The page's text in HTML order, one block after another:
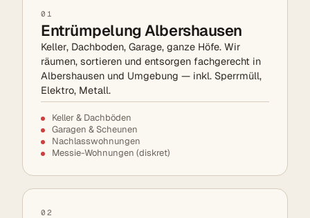
01
Entrümpelung Albershausen
Keller, Dachboden, Garage, ganze Höfe. Wir
räumen, sortieren und entsorgen fachgerecht in
Albershausen und Umgebung — inkl. Sperrmüll,
Elektro, Metall.
Keller & Dachböden
Garagen & Scheunen
Nachlasswohnungen
Messie-Wohnungen (diskret)
02